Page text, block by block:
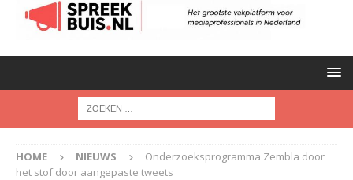
HOME NIEUWS
Onderzoeksprogramma Zembla door
het stof door aangepaste tweets